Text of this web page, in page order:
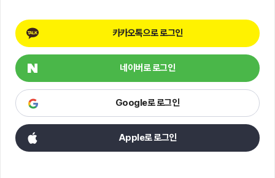
카카오톡으로 로그인
네이버로 로그인
Google로 로그인
Apple로 로그인